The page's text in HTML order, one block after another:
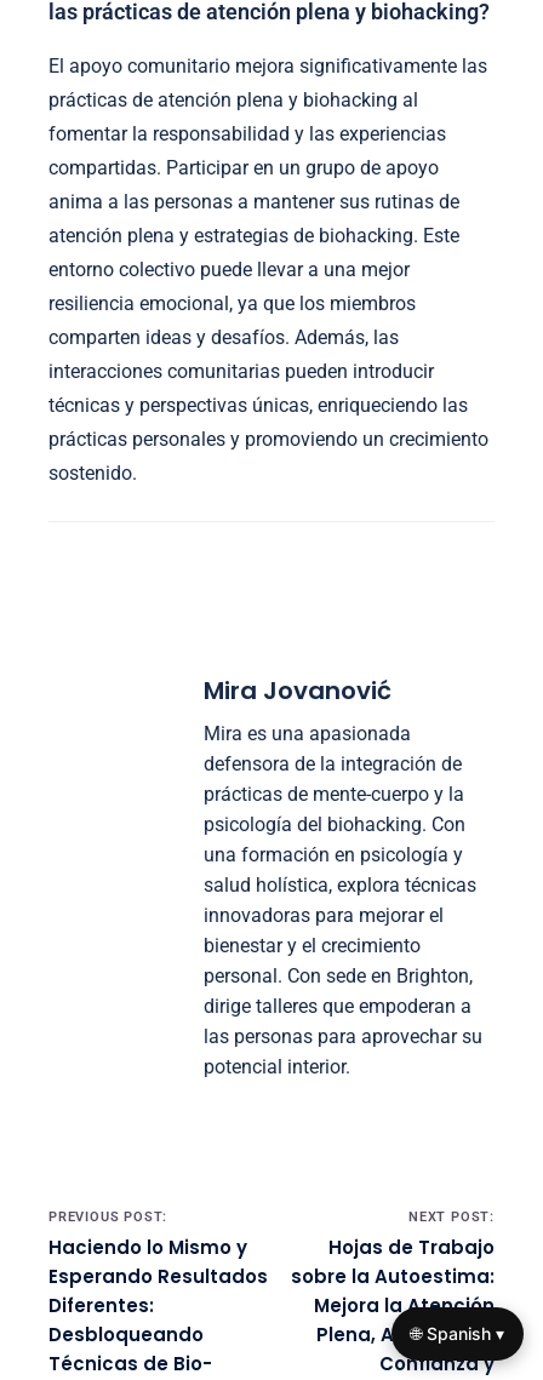
las prácticas de atención plena y biohacking?
El apoyo comunitario mejora significativamente las
prácticas de atención plena y biohacking al
fomentar la responsabilidad y las experiencias
compartidas. Participar en un grupo de apoyo
anima a las personas a mantener sus rutinas de
atención plena y estrategias de biohacking. Este
entorno colectivo puede llevar a una mejor
resiliencia emocional, ya que los miembros
comparten ideas y desafíos. Además, las
interacciones comunitarias pueden introducir
técnicas y perspectivas únicas, enriqueciendo las
prácticas personales y promoviendo un crecimiento
sostenido.
Mira Jovanović
Mira es una apasionada
defensora de la integración de
prácticas de mente-cuerpo y la
psicología del biohacking. Con
una formación en psicología y
salud holística, explora técnicas
innovadoras para mejorar el
bienestar y el crecimiento
personal. Con sede en Brighton,
dirige talleres que empoderan a
las personas para aprovechar su
potencial interior.
Post navigation
PREVIOUS POST:
Haciendo lo Mismo y
Esperando Resultados
Diferentes:
Desbloqueando
Técnicas de Bio-
NEXT POST:
Hojas de Trabajo
sobre la Autoestima:
Mejora la Atención
Plena, Aumenta la
Confianza y
🌐 Spanish ▾